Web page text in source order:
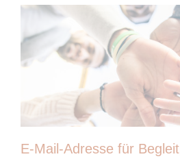
E-Mail-Adresse für